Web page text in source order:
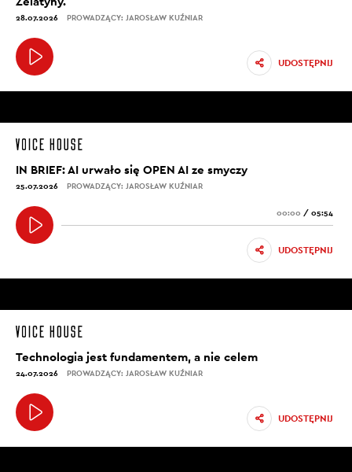
28.07.2026 PROWADZĄCY: JAROSŁAW KUŹNIAR
UDOSTĘPNIJ
IN BRIEF: AI urwało się OPEN AI ze smyczy
25.07.2026 PROWADZĄCY: JAROSŁAW KUŹNIAR
00:00 / 05:54
UDOSTĘPNIJ
Technologia jest fundamentem, a nie celem
24.07.2026 PROWADZĄCY: JAROSŁAW KUŹNIAR
UDOSTĘPNIJ